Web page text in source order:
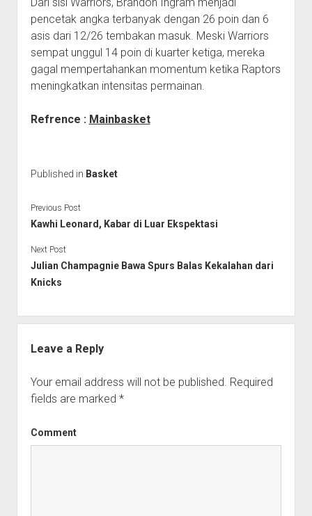
pencetak angka terbanyak dengan 26 poin dan 6
asis dari 12/26 tembakan masuk. Meski Warriors
sempat unggul 14 poin di kuarter ketiga, mereka
gagal mempertahankan momentum ketika Raptors
meningkatkan intensitas permainan.
Refrence : Mainbasket
Published in Basket
Previous Post
Kawhi Leonard, Kabar di Luar Ekspektasi
Next Post
Julian Champagnie Bawa Spurs Balas Kekalahan dari
Knicks
Leave a Reply
Your email address will not be published. Required
fields are marked *
Comment